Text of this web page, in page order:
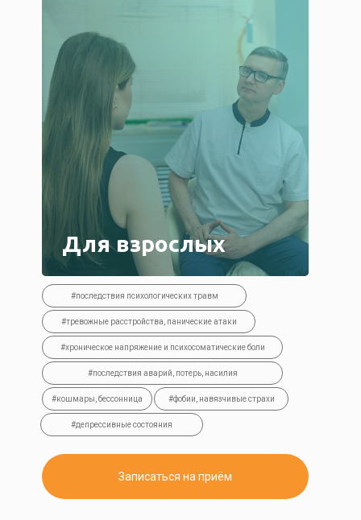
Для взрослых
#последствия психологических травм
#тревожные расстройства, панические атаки
#фобии, навязчивые страхи
#последствия аварий, потерь, насилия
#кошмары, бессонница
#хроническое напряжение и психосоматические боли
#депрессивные состояния
Записаться на приём